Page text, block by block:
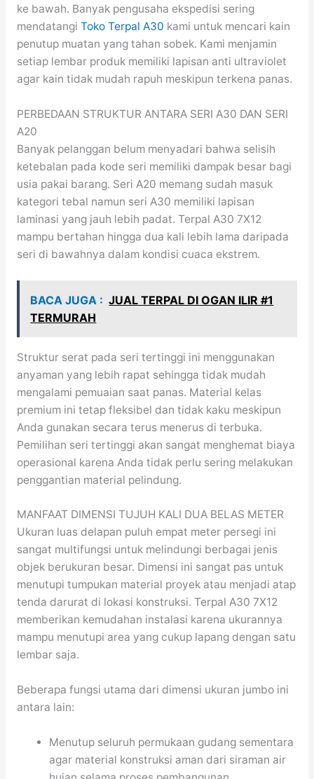
ke bawah. Banyak pengusaha ekspedisi sering
mendatangi Toko Terpal A30 kami untuk mencari kain
penutup muatan yang tahan sobek. Kami menjamin
setiap lembar produk memiliki lapisan anti ultraviolet
agar kain tidak mudah rapuh meskipun terkena panas.
PERBEDAAN STRUKTUR ANTARA SERI A30 DAN SERI
A20
Banyak pelanggan belum menyadari bahwa selisih
ketebalan pada kode seri memiliki dampak besar bagi
usia pakai barang. Seri A20 memang sudah masuk
kategori tebal namun seri A30 memiliki lapisan
laminasi yang jauh lebih padat. Terpal A30 7X12
mampu bertahan hingga dua kali lebih lama daripada
seri di bawahnya dalam kondisi cuaca ekstrem.
BACA JUGA : JUAL TERPAL DI OGAN ILIR #1
TERMURAH
Struktur serat pada seri tertinggi ini menggunakan
anyaman yang lebih rapat sehingga tidak mudah
mengalami pemuaian saat panas. Material kelas
premium ini tetap fleksibel dan tidak kaku meskipun
Anda gunakan secara terus menerus di terbuka.
Pemilihan seri tertinggi akan sangat menghemat biaya
operasional karena Anda tidak perlu sering melakukan
penggantian material pelindung.
MANFAAT DIMENSI TUJUH KALI DUA BELAS METER
Ukuran luas delapan puluh empat meter persegi ini
sangat multifungsi untuk melindungi berbagai jenis
objek berukuran besar. Dimensi ini sangat pas untuk
menutupi tumpukan material proyek atau menjadi atap
tenda darurat di lokasi konstruksi. Terpal A30 7X12
memberikan kemudahan instalasi karena ukurannya
mampu menutupi area yang cukup lapang dengan satu
lembar saja.
Beberapa fungsi utama dari dimensi ukuran jumbo ini
antara lain:
Menutup seluruh permukaan gudang sementara
agar material konstruksi aman dari siraman air